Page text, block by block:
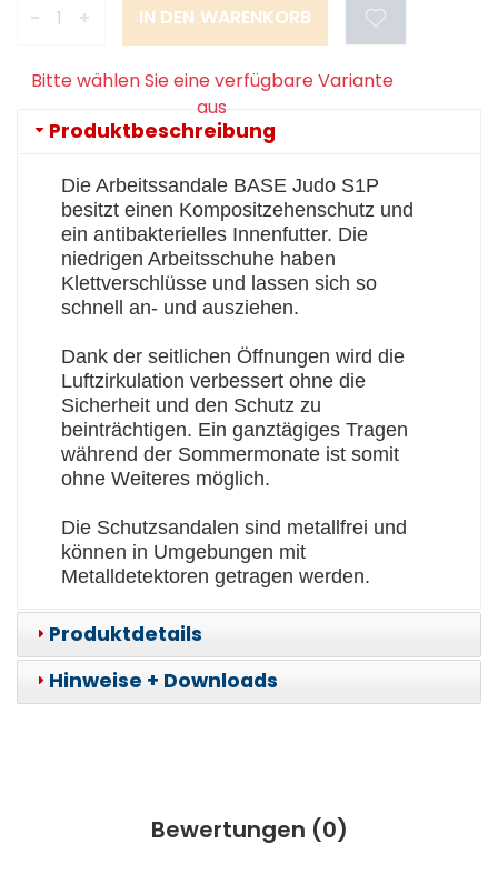
- +
Bitte wählen Sie eine verfügbare Variante
aus
Produktbeschreibung
Die Arbeitssandale BASE Judo S1P
besitzt einen Kompositzehenschutz und
ein antibakterielles Innenfutter. Die
niedrigen Arbeitsschuhe haben
Klettverschlüsse und lassen sich so
schnell an- und ausziehen.
Dank der seitlichen Öffnungen wird die
Luftzirkulation verbessert ohne die
Sicherheit und den Schutz zu
beinträchtigen. Ein ganztägiges Tragen
während der Sommermonate ist somit
ohne Weiteres möglich.
Die Schutzsandalen sind metallfrei und
können in Umgebungen mit
Metalldetektoren getragen werden.
Produktdetails
Hinweise + Downloads
Bewertungen (0)